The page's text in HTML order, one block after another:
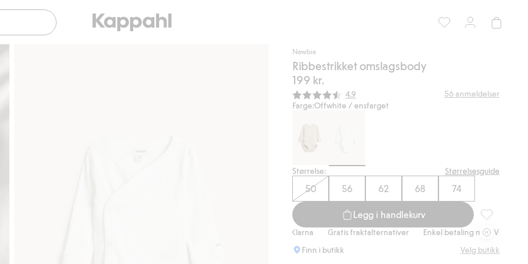
Newbie
Ribbestrikket omslagsbody
199 kr.
Gjennomsnittskarakter:
4.9 56 anmeldelser
Farge:Offwhite / ensfarget
Størrelse: Størrelsesguide
50 56 62 68 74
Legg i handlekurv
Gratis fraktalternativer Enkel betaling med Vipps & Klarna
Finn i butikk
Velg butikk